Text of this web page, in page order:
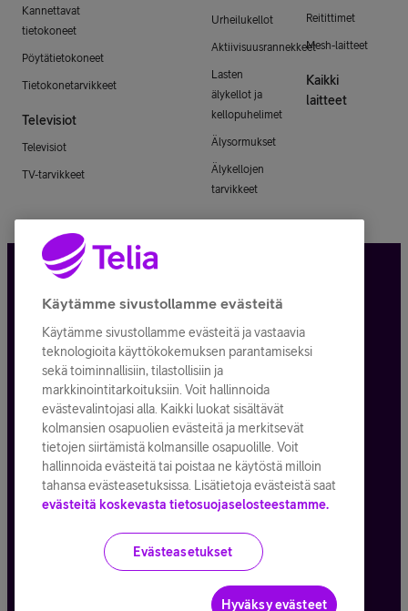
Kannettavat
tietokoneet
Pöytätietokoneet
Tietokonetarvikkeet
Televisiot
Televisiot
TV-tarvikkeet
Urheilukellot
Aktiivisuusrannekkeet
Lasten
älykellot ja
kellopuhelimet
Älysormukset
Älykellojen
tarvikkeet
Reitittimet
Mesh-laitteet
Kaikki
laitteet
Tietosuoja ja -turva
Tilauksen peruuttaminen
Käyttöehdot
Evästeiden käyttö
Toimitusehdot ja palvelukuvaukset
Kaikki hinnat ALV25,5%
© Telia Company2026
Käytämme sivustollamme evästeitä
Käytämme sivustollamme evästeitä ja vastaavia
teknologioita käyttökokemuksen parantamiseksi
sekä toiminnallisiin, tilastollisiin ja
markkinointitarkoituksiin. Voit hallinnoida
evästevalintojasi alla. Kaikki luokat sisältävät
kolmansien osapuolien evästeitä ja merkitsevät
tietojen siirtämistä kolmansille osapuolille. Voit
hallinnoida evästeitä tai poistaa ne käytöstä milloin
tahansa evästeasetuksissa. Lisätietoja evästeistä saat
evästeitä koskevasta tietosuojaselosteestamme.
Evästeasetukset
Hyväksy evästeet